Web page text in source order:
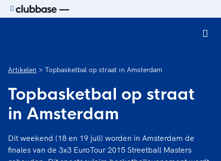
Artikelen Topbasketbal op straat in Amsterdam
Topbasketbal op straat
in Amsterdam
Dit weekend (18 en 19 juli) worden in Amsterdam de
finales van de 3x3 EuroTour 2015 Streetball Masters